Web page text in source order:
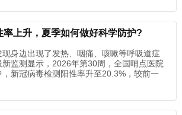
率上升，夏季如何做好科学防护?
边出现了发热、咽痛、咳嗽等呼吸道症
监测显示，2026年第30周，全国哨点医院
新冠病毒检测阳性率升至20.3%，较前一